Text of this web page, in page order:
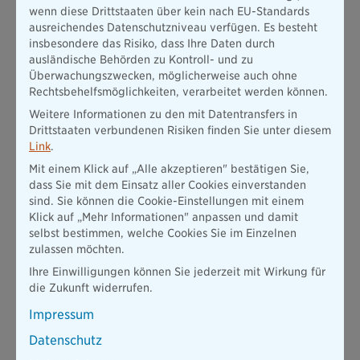
Bis jetzt war die
Vorrangprüfung
der Agentur für Arbeit
noch ein verpflichtender Schritt bei der Einstellung von
Fachkräften aus Drittländern. Bei dieser wurde bisher (recht
aufwendig und langwierig) überprüft, ob die Stelle auch
irgendwie durch einen vorrangigen Bewerber (zum Beispiel
einen ähnlich qualifizierten Deutschen) besetzt werden
könnte. Das war beim sprichwörtlich „leergefegten“
deutschen Fachkräftemarkt aber so gut wie nie der Fall. Mit
dem neuen Fachkräfteeinwanderungsgesetz
Prüfung nun. Sollte sich der deutsche Arbeitsmarkt jedoch
ändern, kann die Vorrangprüfung jederzeit wieder
eingeführt werden.
Mit dem neuen Gesetz entfällt zudem auch die
Beschränkungder Fachkräftezuwanderung auf so genannte
Mangelberufe. Bisher konnten ausländische Personen mit
einer qualifizierten Berufsausbildung nur in Berufssparten
Fuß fassen, welche von einem Fachkräftemangel betroffen
der neuen Regelung können Fachkräfte unabhängig von
einem bestehenden Fachkräftemangel in jeglichen
wenn diese Drittstaaten über kein nach EU-Standards
ausreichendes Datenschutzniveau verfügen. Es besteht
insbesondere das Risiko, dass Ihre Daten durch
ausländische Behörden zu Kontroll- und zu
Überwachungszwecken, möglicherweise auch ohne
Rechtsbehelfsmöglichkeiten, verarbeitet werden können.
Weitere Informationen zu den mit Datentransfers in
Drittstaaten verbundenen Risiken finden Sie unter diesem
Link.
Mit einem Klick auf „Alle akzeptieren" bestätigen Sie,
dass Sie mit dem Einsatz aller Cookies einverstanden
sind. Sie können die Cookie-Einstellungen mit einem
Klick auf „Mehr Informationen" anpassen und damit
selbst bestimmen, welche Cookies Sie im Einzelnen
zulassen möchten.
Ihre Einwilligungen können Sie jederzeit mit Wirkung für
die Zukunft widerrufen.
Impressum
Datenschutz